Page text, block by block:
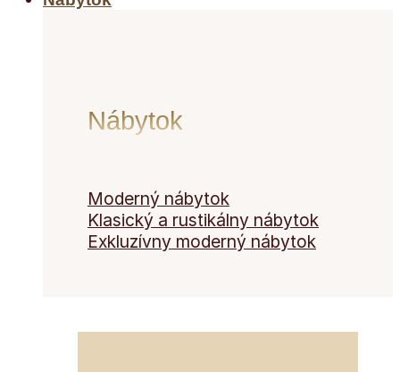
Nábytok
Moderný nábytok
Klasický a rustikálny nábytok
Exkluzívny moderný nábytok